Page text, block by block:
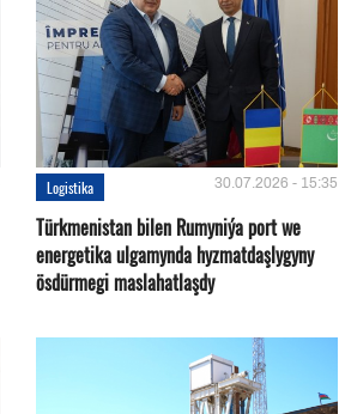
Logistika 30.07.2026 - 15:35
Türkmenistan bilen Rumyniýa port we
energetika ulgamynda hyzmatdaşlygyny
ösdürmegi maslahatlaşdy